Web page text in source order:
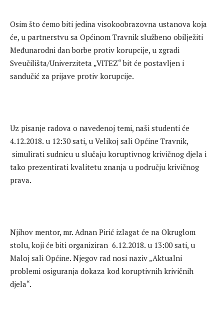
Osim što ćemo biti jedina visokoobrazovna ustanova koja
će, u partnerstvu sa Općinom Travnik službeno obilježiti
Međunarodni dan borbe protiv korupcije, u zgradi
Sveučilišta/Univerziteta „VITEZ“ bit će postavljen i
sandučić za prijave protiv korupcije.
Uz pisanje radova o navedenoj temi, naši studenti će
4.12.2018. u 12:30 sati, u Velikoj sali Općine Travnik,
simulirati sudnicu u slučaju koruptivnog krivičnog djela i
tako prezentirati kvalitetu znanja u području krivičnog
prava.
Njihov mentor, mr. Adnan Pirić izlagat će na Okruglom
stolu, koji će biti organiziran 6.12.2018. u 13:00 sati, u
Maloj sali Općine. Njegov rad nosi naziv „Aktualni
problemi osiguranja dokaza kod koruptivnih krivičnih
djela“.